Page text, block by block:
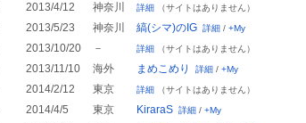
2013/4/12 神奈川 詳細（サイトはありません）
2013/5/23 神奈川 縞(シマ)のIG 詳細/ +My
2013/10/20 － 詳細（サイトはありません）
2013/11/10 海外 まめこめり 詳細/ +My
2014/2/12 東京 詳細（サイトはありません）
2014/4/5 東京 KiraraS 詳細/ +My